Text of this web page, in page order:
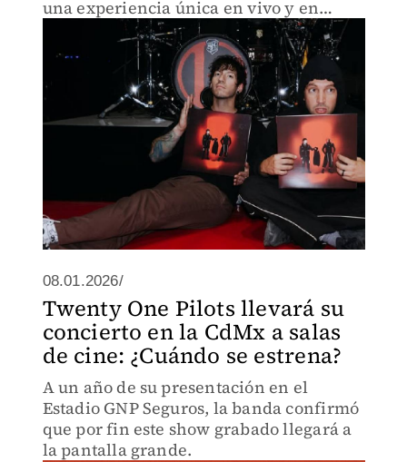
una experiencia única en vivo y en
08.01.2026/
Twenty One Pilots llevará su
concierto en la CdMx a salas
de cine: ¿Cuándo se estrena?
A un año de su presentación en el
Estadio GNP Seguros, la banda confirmó
que por fin este show grabado llegará a
la pantalla grande.